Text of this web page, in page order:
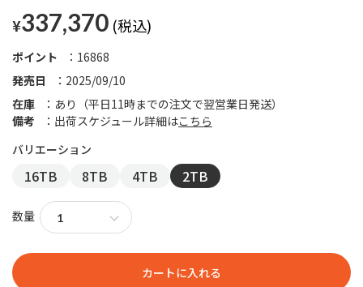
¥337,370
発売日 2025/09/10
ポイント 16868
在庫
あり（平日11時までの注文で翌営業日発送）
備考
出荷スケジュール詳細はこちら
16TB 8TB 4TB 2TB
数量